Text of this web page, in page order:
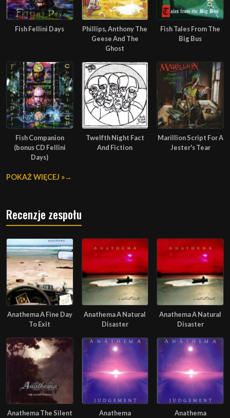
Fish Fellini Days
Phillips, Anthony The
Geese And The
Ghost
Fish Tales From The
Big Bus
Fish Companion
(bonus CD Fellini
Days)
Twelfth Night Fact
And Fiction
Marillion Script For A
Jester's Tear
POKAŻ WIĘCEJ »
Recenzje zespołu
Anathema A Fine Day
To Exit
Anathema A Natural
Disaster
Anathema A Natural
Disaster
Anathema The Silent
Anathema
Anathema